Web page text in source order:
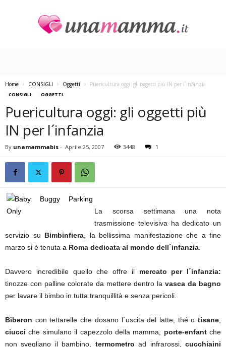
Home CONSIGLI Oggetti Puericultura oggi: gli oggetti più IN per l´infanzia
CONSIGLI OGGETTI
Puericultura oggi: gli oggetti più
IN per l´infanzia
By unamammabis - Aprile 25, 2007 3448 1
La scorsa settimana una nota
trasmissione televisiva ha dedicato un
servizio su Bimbinfiera , la bellissima manifestazione che a fine
marzo si è tenuta a Roma dedicata al mondo dell´infanzia
Davvero incredibile quello che offre il mercato per l´infanzia:
tinozze con palline colorate da mettere dentro la vasca da bagno
per lavare il bimbo in tutta tranquillità e senza pericoli.
Biberon con tettarelle che dosano l´uscita del latte, thé otisane
ciucciche simulano il capezzolo della mamma, porte-enfant che
non svegliano il bambino, termometroad infrarossi,cucchiaini